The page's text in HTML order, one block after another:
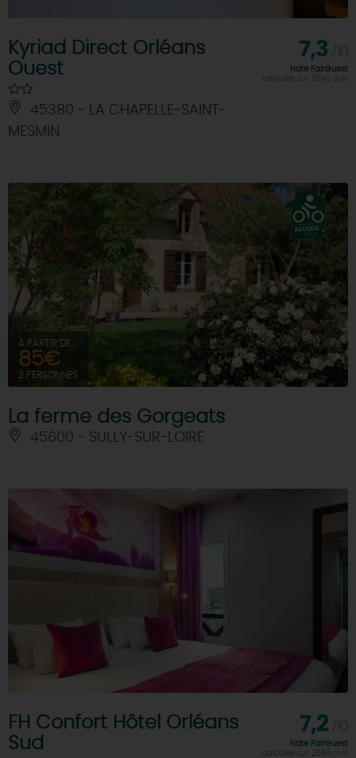
Kyriad Direct Orléans
Ouest
45380 - LA CHAPELLE-SAINT-
MESMIN
7,3
Note FairGuest
calculée sur 3542 avis
À PARTIR DE
85€
2 PERSONNES
La ferme des Gorgeats
45600 - SULLY-SUR-LOIRE
FH Confort Hôtel Orléans
Sud
7,2
Note FairGuest
calculée sur 2686 avis